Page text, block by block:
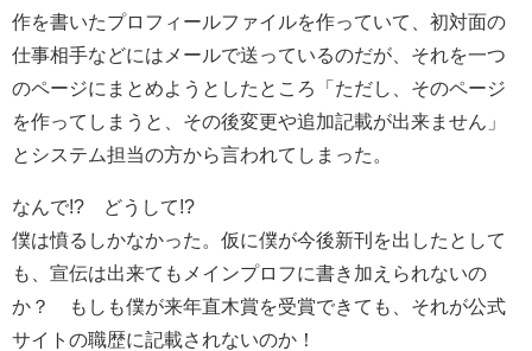
作を書いたプロフィールファイルを作っていて、初対面の
仕事相手などにはメールで送っているのだが、それを一つ
のページにまとめようとしたところ「ただし、そのページ
を作ってしまうと、その後変更や追加記載が出来ません」
とシステム担当の方から言われてしまった。
なんで!? どうして!?
僕は憤るしかなかった。仮に僕が今後新刊を出したとして
も、宣伝は出来てもメインプロフに書き加えられないの
か？ もしも僕が来年直木賞を受賞できても、それが公式
サイトの職歴に記載されないのか！